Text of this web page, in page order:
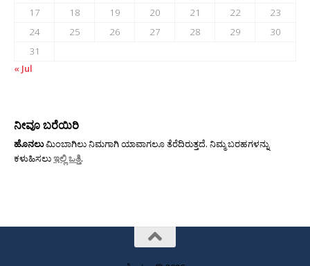
17
18 19 20 21 22
23
24
25 26 27 28 29
30
31
« Jul
ನೀವೂ ಬರೆಯಿರಿ
ಹೊನಲುಮಿಂಬಾಗಿಲು ನಿಮಗಾಗಿ ಯಾವಾಗಲೂ ತೆರೆದಿರುತ್ತದೆ. ನಿಮ್ಮ ಬರಹಗಳನ್ನು
ಕಳುಹಿಸಲುಇಲ್ಲಿ ಒತ್ತಿ.